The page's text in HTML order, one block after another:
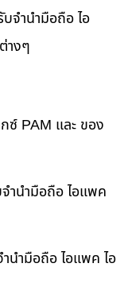
จำนำมือถือ ไอ
างๆ
ซ์ PAM และ ของ
ำนำมือถือ ไอแพค
นำมือถือ ไอแพค ไอ